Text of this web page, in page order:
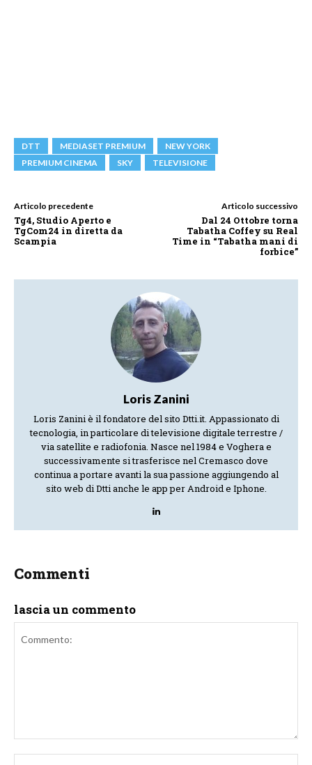
DTT MEDIASET PREMIUM
NEW YORK
PREMIUM CINEMA
SKY TELEVISIONE
Articolo precedente
Tg4, Studio Aperto e
TgCom24 in diretta da
Scampia
Articolo successivo
Dal 24 Ottobre torna
Tabatha Coffey su Real
Time in “Tabatha mani di
forbice”
Loris Zanini
Loris Zanini è il fondatore del sito Dtti.it. Appassionato di
tecnologia, in particolare di televisione digitale terrestre /
via satellite e radiofonia. Nasce nel 1984 e Voghera e
successivamente si trasferisce nel Cremasco dove
continua a portare avanti la sua passione aggiungendo al
sito web di Dtti anche le app per Android e Iphone.
Commenti
lascia un commento